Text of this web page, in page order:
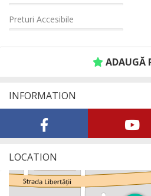
Preturi Accesibile
ADAUGĂ
INFORMATION
LOCATION